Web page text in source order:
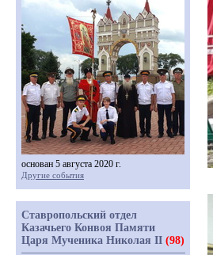
основан 5 августа 2020 г.
Другие события
Ставропольский отдел
Казачьего Конвоя Памяти
Царя Мученика Николая II (98)